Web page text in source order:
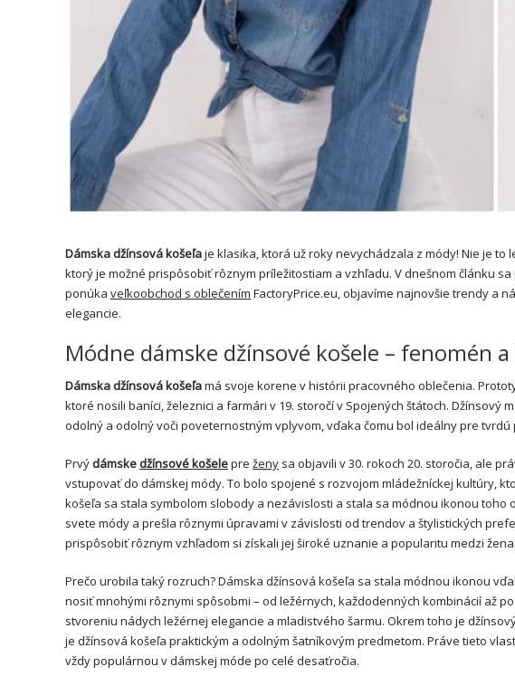
Dámska džínsová košeľaje klasika, ktorá už roky nevychádzala z módy! Nie je
ktorý je možné prispôsobiť rôznym príležitostiam a vzhľadu. V dnešnom článku
ponúka veľkoobchod s oblečením FactoryPrice.eu, objavíme najnovšie trendy a
elegancie.
Módne dámske džínsové košele – fenomén
Dámska džínsová košeľamá svoje korene v histórii pracovného oblečenia.
ktoré nosili baníci, železnici a farmári v 19. storočí v Spojených štátoch.
odolný a odolný voči poveternostným vplyvom, vďaka čomu bol ideálny pre tvrdú
Prvý dámske džínsové košelepre ženy sa objavili v 30. rokoch 20. storočia, ale
vstupovať do dámskej módy. To bolo spojené s rozvojom mládežníckej kultúry,
košeľa sa stala symbolom slobody a nezávislosti a stala sa módnou ikonou toho
svete módy a prešla rôznymi úpravami v závislosti od trendov a štylistických
prispôsobiť rôznym vzhľadom si získali jej široké uznanie a popularitu medzi
Prečo urobila taký rozruch? Dámska džínsová košeľa sa stala módnou ikonou
nosiť mnohými rôznymi spôsobmi – od ležérnych, každodenných kombinácií až
stvoreniu nádych ležérnej elegancie a mladistvého šarmu. Okrem toho je
je džínsová košeľa praktickým a odolným šatníkovým predmetom. Práve tieto
vždy populárnou v dámskej móde po celé desaťročia.